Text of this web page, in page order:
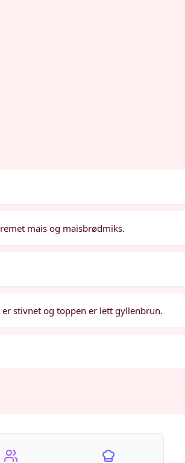
mais og maisbrødmiks.
stivnet og toppen er lett gyllenbrun.